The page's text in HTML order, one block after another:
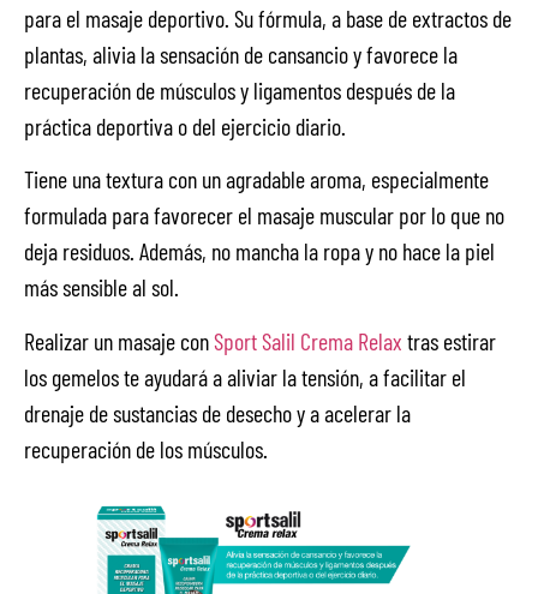
para el masaje deportivo. Su fórmula, a base de extractos de
plantas, alivia la sensación de cansancio y favorece la
recuperación de músculos y ligamentos después de la
práctica deportiva o del ejercicio diario.
Tiene una textura con un agradable aroma, especialmente
formulada para favorecer el masaje muscular por lo que no
deja residuos. Además, no mancha la ropa y no hace la piel
más sensible al sol.
Realizar un masaje conSport Salil Crema Relax tras estirar
los gemelos te ayudará a aliviar la tensión, a facilitar el
drenaje de sustancias de desecho y a acelerar la
recuperación de los músculos.